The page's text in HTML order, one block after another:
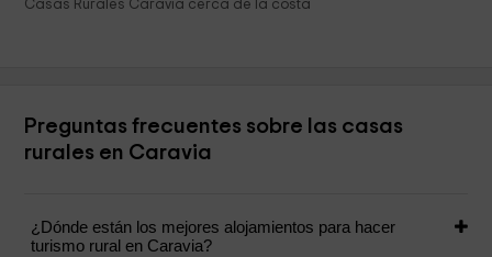
Casas Rurales Caravia cerca de la costa
Preguntas frecuentes sobre las casas
rurales en Caravia
¿Dónde están los mejores alojamientos para hacer
turismo rural en Caravia?